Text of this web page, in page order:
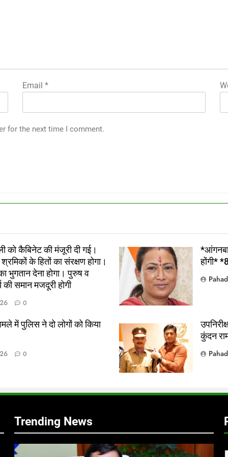
Email*
for the next time I comment.
को कैबिनेट की मंजूरी दी गई।
के हितों का संरक्षण होगा।
भुगतान देना होगा। पुरुष व
समान मजदूरी होगी
0
होंगी*
में पुलिस ने दो लोगों को किया
0
कुंदन
Trending News